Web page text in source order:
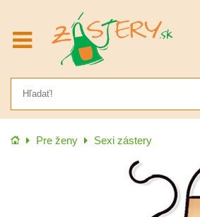
Úvod Pre ženy Sexi zástery